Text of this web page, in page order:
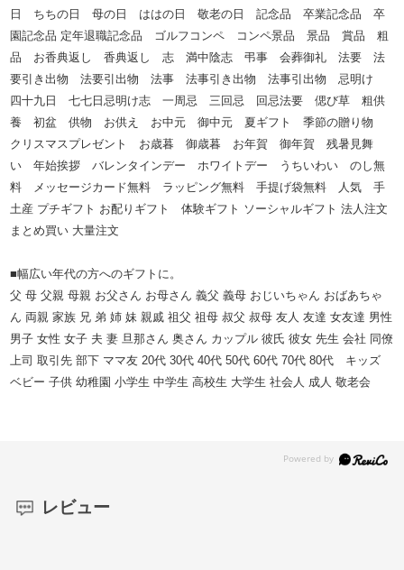
日 ちちの日 母の日 ははの日 敬老の日 記念品 卒業記念品 卒
園記念品 定年退職記念品 ゴルフコンペ コンペ景品 景品 賞品 粗
品 お香典返し 香典返し 志 満中陰志 弔事 会葬御礼 法要 法
要引き出物 法要引出物 法事 法事引き出物 法事引出物 忌明け
四十九日 七七日忌明け志 一周忌 三回忌 回忌法要 偲び草 粗供
養 初盆 供物 お供え お中元 御中元 夏ギフト 季節の贈り物
クリスマスプレゼント お歳暮 御歳暮 お年賀 御年賀 残暑見舞
い 年始挨拶 バレンタインデー ホワイトデー うちいわい のし無
料 メッセージカード無料 ラッピング無料 手提げ袋無料 人気 手
土産 プチギフト お配りギフト 体験ギフト ソーシャルギフト 法人注文
まとめ買い 大量注文
■幅広い年代の方へのギフトに。
父 母 父親 母親 お父さん お母さん 義父 義母 おじいちゃん おばあちゃ
ん 両親 家族 兄 弟 姉 妹 親戚 祖父 祖母 叔父 叔母 友人 友達 女友達 男性
男子 女性 女子 夫 妻 旦那さん 奥さん カップル 彼氏 彼女 先生 会社 同僚
上司 取引先 部下 ママ友 20代 30代 40代 50代 60代 70代 80代 キッズ
ベビー 子供 幼稚園 小学生 中学生 高校生 大学生 社会人 成人 敬老会
レビュー